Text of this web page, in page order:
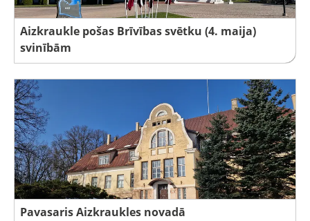
Aizkraukle pošas Brīvības svētku (4. maija)
svinībām
Pavasaris Aizkraukles novadā